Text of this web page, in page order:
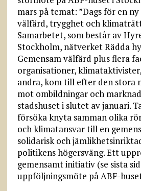
mars på temat: ”Dags för en
välfärd, trygghet och
Samarbetet, som består av
Stockholm, nätverket Rädda
Gemensam välfärd plus flera
organisationer,
andra, kom till efter den stora
mot ombildningar och
stadshuset i slutet av januari.
försöka knyta samman olika
och klimatansvar till en
solidarisk och
politikens högersväng. Ett
gemensamt initiativ (se sista
uppföljningsmöte på ABF-